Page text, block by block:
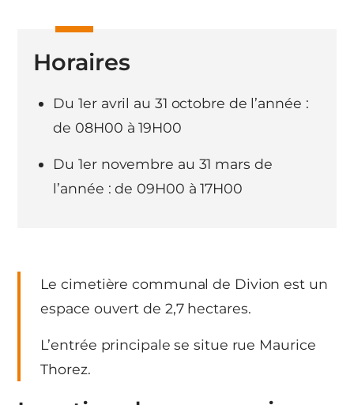
Le cimetière communal de Divion est un
espace ouvert de 2,7 hectares.
L’entrée principale se situe rue Maurice
Thorez.
Horaires
Du 1er avril au 31 octobre de l’année :
de 08H00 à 19H00
Du 1er novembre au 31 mars de
l’année : de 09H00 à 17H00